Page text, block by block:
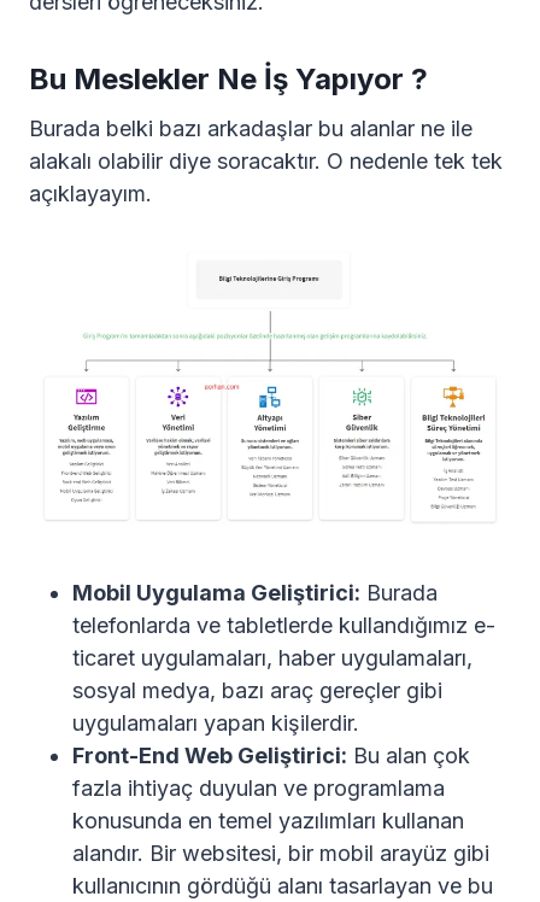
Bu Meslekler Ne İş Yapıyor ?
Burada belki bazı arkadaşlar bu alanlar ne ile
alakalı olabilir diye soracaktır. O nedenle tek tek
açıklayayım.
Mobil Uygulama Geliştirici: Burada
telefonlarda ve tabletlerde kullandığımız e-
ticaret uygulamaları, haber uygulamaları,
sosyal medya, bazı araç gereçler gibi
uygulamaları yapan kişilerdir.
Front-End Web Geliştirici: Bu alan çok
fazla ihtiyaç duyulan ve programlama
konusunda en temel yazılımları kullanan
alandır. Bir websitesi, bir mobil arayüz gibi
kullanıcının gördüğü alanı tasarlayan ve bu